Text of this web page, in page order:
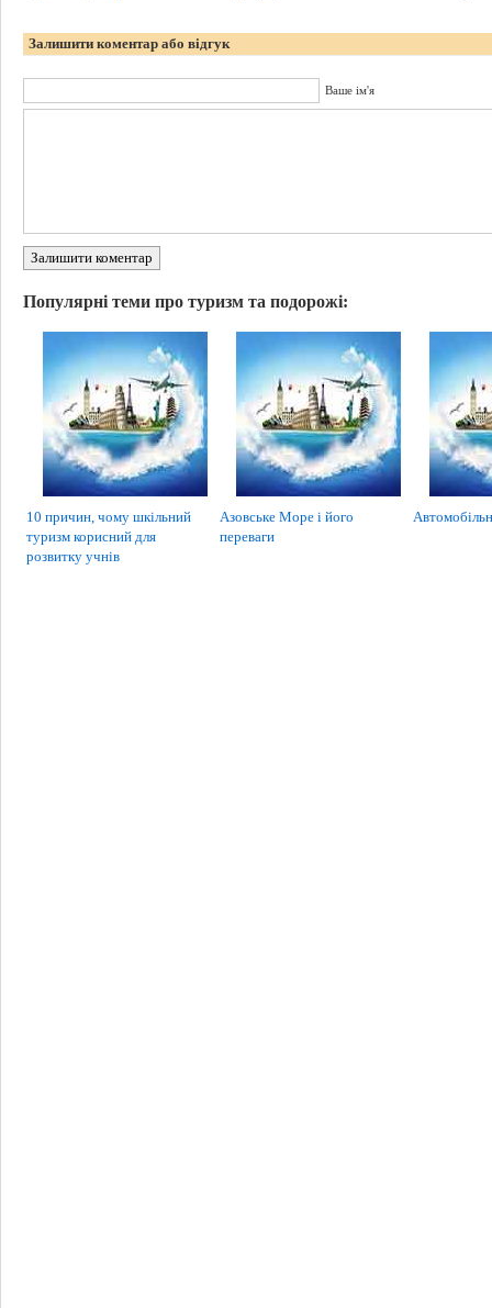
Залишити коментар або відгук
Ваше ім'я
Залишити коментар
Популярні теми про туризм та подорожі:
10 причин, чому шкільний
туризм корисний для
розвитку учнів
Азовське Море і його
переваги